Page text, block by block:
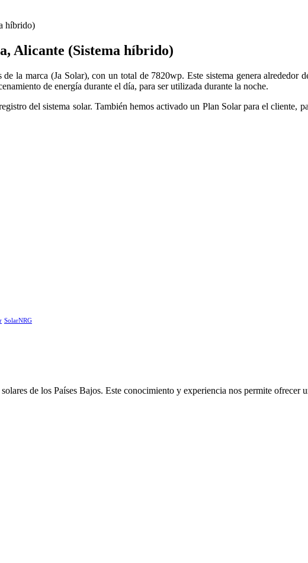
Alicante (Sistema híbrido)
de la marca (Ja Solar), con un total de 7820wp. Este sistema genera
de energía durante el día, para ser utilizada durante la noche.
del sistema solar. También hemos activado un Plan Solar para el cliente,
SolarNRG
de los Países Bajos. Este conocimiento y experiencia nos permite ofrecer